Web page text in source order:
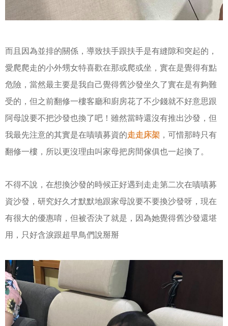
而且因為並排的關係，導致扶手跟扶手是有縫隙和突起的，
愛爬爬走的小外甥女特喜歡在那或爬或坐，實在是覺得有點
危險，當然最主要是我自己覺得舊沙發坐久了實在是有夠難
受的，但之前翻修一樓客廳和廚房花了不少錢就不好意思跟
阿母說要不把沙發也換了吧！ 雖然當時還沒有推出沙發，但
我最先注意的其實是在嘖嘖募資的走走床架 ， 可惜那時只有
翻修一樓，所以更沒理由叫家母把房間傢俱也一起換了。
不得不說，在想換沙發的時候正好遇到走走第二次在嘖嘖募
資沙發，研究好久才默默地跟家母說要不要換沙發呀，現在
有很大的優惠唷，但被否決了就是，因為她覺得舊沙發還堪
用，只好含淚跟超早鳥們說掰掰